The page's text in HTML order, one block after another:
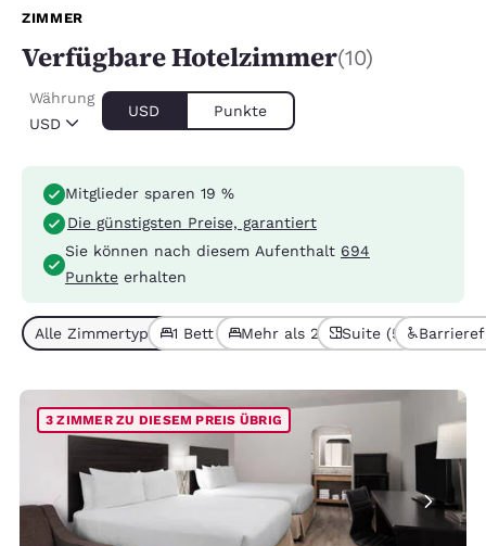
ZIMMER
Verfügbare Hotelzimmer(10)
USD
Währung
USD Punkte
Mitglieder sparen 19 %
Die günstigsten Preise, garantiert
Sie können nach diesem Aufenthalt 694
Punkte erhalten
Alle Zimmertypen (10)1 Bett (6)Mehr als 2 Betten (4)
Suite (5)
3 ZIMMER ZU DIESEM PREIS ÜBRIG